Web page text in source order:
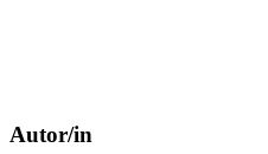
Autor/in